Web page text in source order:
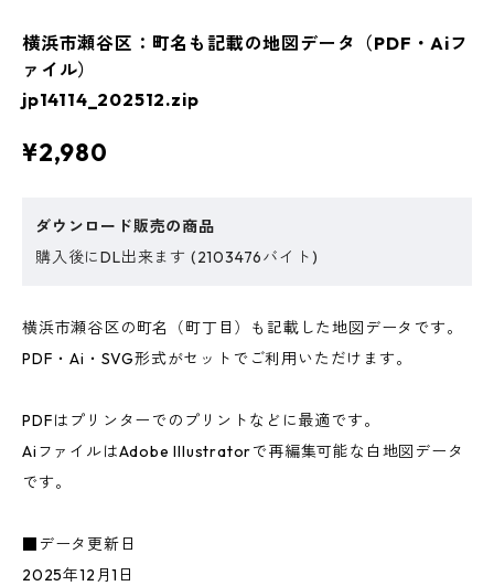
横浜市瀬谷区：町名も記載の地図データ（PDF・Aiフ
ァイル）
jp14114_202512.zip
¥2,980
ダウンロード販売の商品
購入後にDL出来ます (2103476バイト)
横浜市瀬谷区の町名（町丁目）も記載した地図データです。
PDF・Ai・SVG形式がセットでご利用いただけます。
PDFはプリンターでのプリントなどに最適です。
AiファイルはAdobe Illustratorで再編集可能な白地図データ
です。
■データ更新日
2025年12月1日